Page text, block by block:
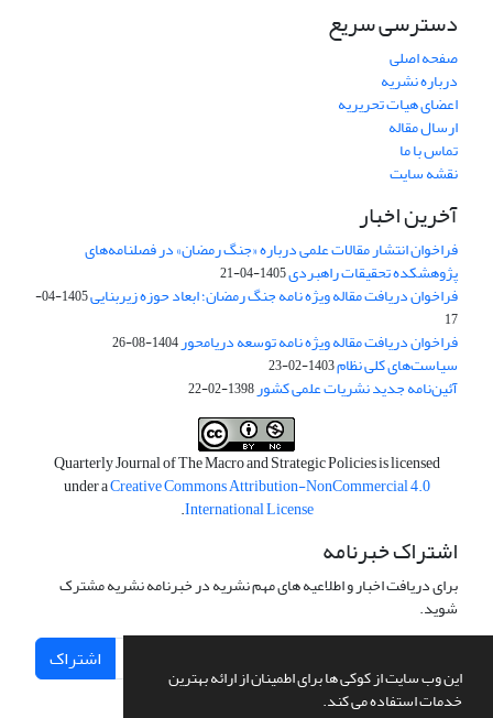
این وب سایت از کوکی ها برای اطمینان از ارائه بهترین
خدمات استفاده می کند.
دسترسی سریع
صفحه اصلی
درباره نشریه
اعضای هیات تحریریه
ارسال مقاله
تماس با ما
نقشه سایت
آخرین اخبار
فراخوان انتشار مقالات علمی درباره «جنگ رمضان» در فصلنامه‌های
پژوهشکده تحقیقات راهبردی1405-04-21
فراخوان دریافت مقاله ویژه نامه جنگ رمضان؛ ابعاد حوزه زیربنایی
1405-04-
17
فراخوان دریافت مقاله ویژه نامه توسعه دریامحور1404-08-26
سیاست‌های کلی نظام1403-02-23
آئین‌نامه جدید نشریات علمی کشور1398-02-22
Quarterly Journal of The Macro and Strategic Policies is licensed
under aCreative Commons Attribution-NonCommercial 4.0
International License
.
اشتراک خبرنامه
برای دریافت اخبار و اطلاعیه های مهم نشریه در خبرنامه نشریه مشترک
شوید.
اشتراک